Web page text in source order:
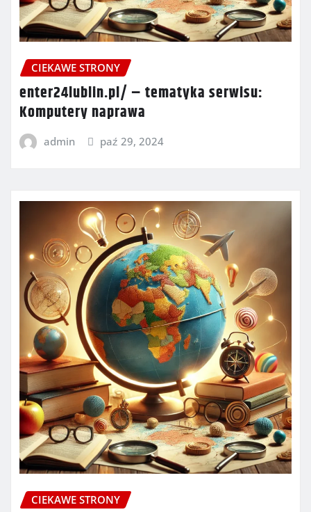
CIEKAWE STRONY
enter24lublin.pl/ – tematyka serwisu:
Komputery naprawa
admin paź 29, 2024
CIEKAWE STRONY